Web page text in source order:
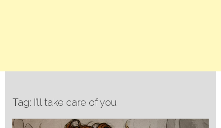
Tag: I’ll take care of you